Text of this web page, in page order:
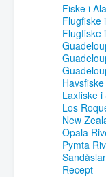
Fiske i
Flugfiske
Flugfiske
Laxfiske
Los
New
Opala
Pymta
Recept